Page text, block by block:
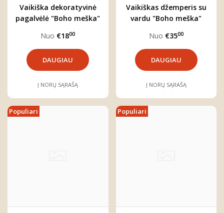
Vaikiška dekoratyvinė
pagalvėlė "Boho meška"
Nuo €1800
DAUGIAU
Į NORŲ SĄRAŠĄ
Vaikiškas džemperis su
vardu "Boho meška"
Nuo €3500
DAUGIAU
Į NORŲ SĄRAŠĄ
Populiari Populiari